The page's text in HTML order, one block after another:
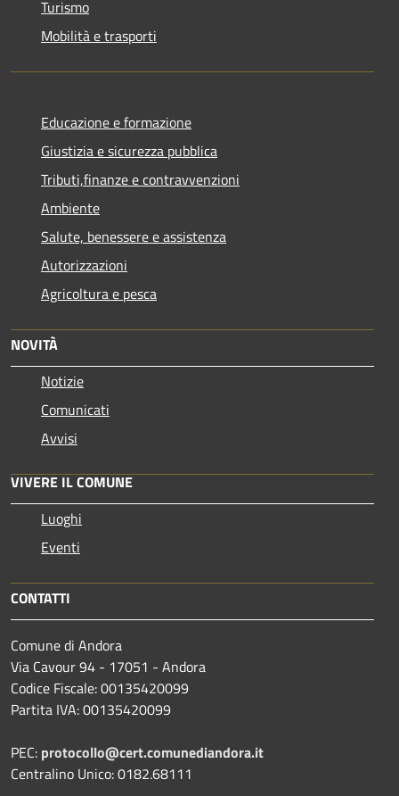
Turismo
Mobilità e trasporti
Educazione e formazione
Giustizia e sicurezza pubblica
Tributi,finanze e contravvenzioni
Ambiente
Salute, benessere e assistenza
Autorizzazioni
Agricoltura e pesca
NOVITÀ
Notizie
Comunicati
Avvisi
VIVERE IL COMUNE
Luoghi
Eventi
CONTATTI
Comune di Andora
Via Cavour 94 - 17051 - Andora
Codice Fiscale: 00135420099
Partita IVA: 00135420099
PEC: protocollo@cert.comunediandora.it
Centralino Unico: 0182.68111